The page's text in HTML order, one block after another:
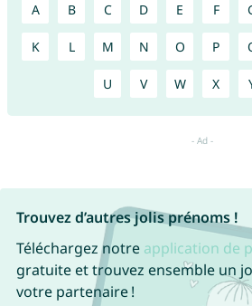
A B C D E F
K L M N O P
U V W X
Trouvez d’autres jolis prénoms !
Téléchargez notre application de
gratuite et trouvez ensemble un
votre partenaire !